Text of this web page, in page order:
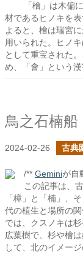
「檜」は木偏
材であるヒノキを
よると、檜は瑞宮
用いられた。ヒノ
として重宝された
め、「會」という
鳥之石楠船
2024-02-26 古典
/** Geminiが自
この記事は、
「樟」と「楠」、
代の植生と場所の
では、クスノキは
広葉樹で、杉や檜
して、北のイメー